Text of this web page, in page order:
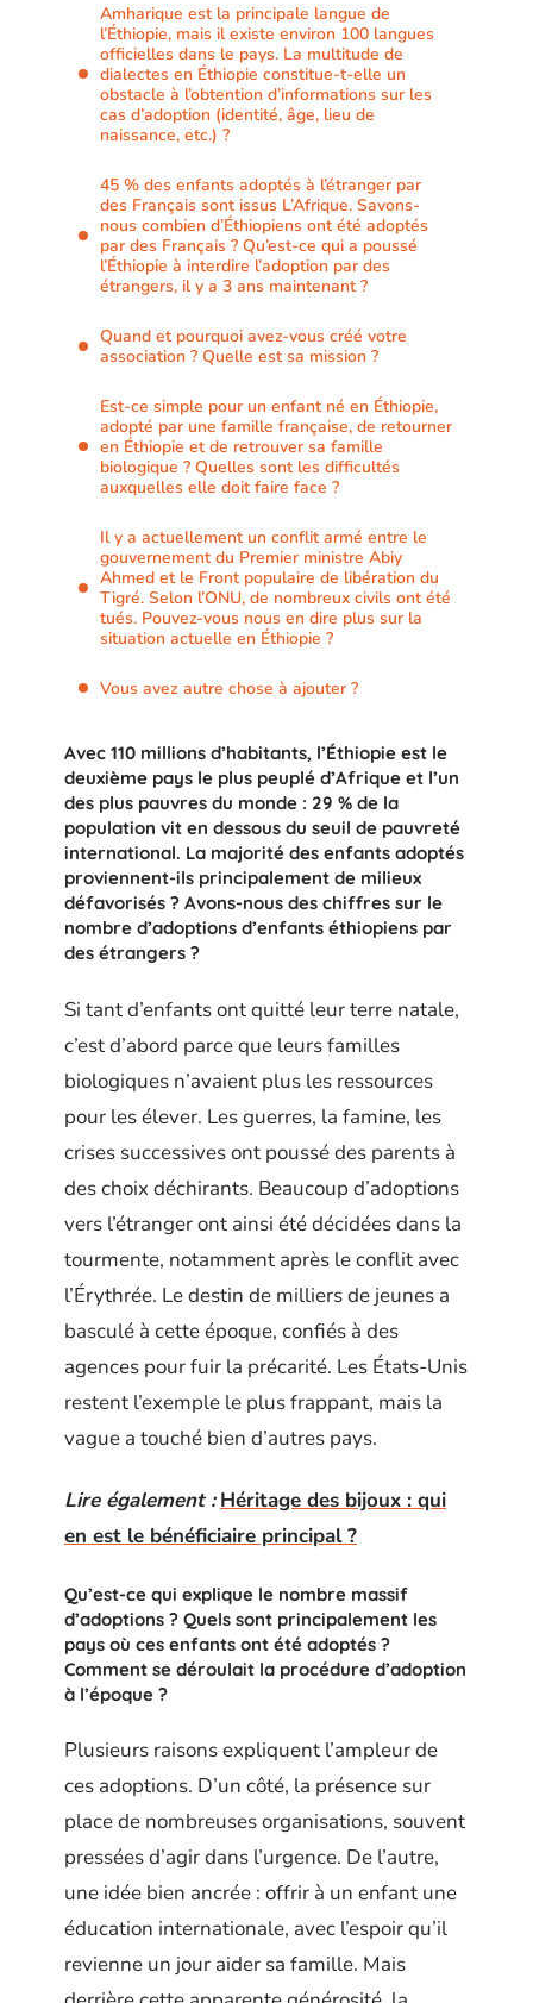
Amharique est la principale langue de
l’Éthiopie, mais il existe environ 100 langues
officielles dans le pays. La multitude de
dialectes en Éthiopie constitue-t-elle un
obstacle à l’obtention d’informations sur les
cas d’adoption (identité, âge, lieu de
naissance, etc.) ?
45 % des enfants adoptés à l’étranger par
des Français sont issus L’Afrique. Savons-
nous combien d’Éthiopiens ont été adoptés
par des Français ? Qu’est-ce qui a poussé
l’Éthiopie à interdire l’adoption par des
étrangers, il y a 3 ans maintenant ?
Quand et pourquoi avez-vous créé votre
association ? Quelle est sa mission ?
Est-ce simple pour un enfant né en Éthiopie,
adopté par une famille française, de retourner
en Éthiopie et de retrouver sa famille
biologique ? Quelles sont les difficultés
auxquelles elle doit faire face ?
Il y a actuellement un conflit armé entre le
gouvernement du Premier ministre Abiy
Ahmed et le Front populaire de libération du
Tigré. Selon l’ONU, de nombreux civils ont été
tués. Pouvez-vous nous en dire plus sur la
situation actuelle en Éthiopie ?
Vous avez autre chose à ajouter ?
Avec 110 millions d’habitants, l’Éthiopie est le
deuxième pays le plus peuplé d’Afrique et l’un
des plus pauvres du monde : 29 % de la
population vit en dessous du seuil de pauvreté
international. La majorité des enfants adoptés
proviennent-ils principalement de milieux
défavorisés ? Avons-nous des chiffres sur le
nombre d’adoptions d’enfants éthiopiens par
des étrangers ?
Si tant d’enfants ont quitté leur terre natale,
c’est d’abord parce que leurs familles
biologiques n’avaient plus les ressources
pour les élever. Les guerres, la famine, les
crises successives ont poussé des parents à
des choix déchirants. Beaucoup d’adoptions
vers l’étranger ont ainsi été décidées dans la
tourmente, notamment après le conflit avec
l’Érythrée. Le destin de milliers de jeunes a
basculé à cette époque, confiés à des
agences pour fuir la précarité. Les États-Unis
restent l’exemple le plus frappant, mais la
vague a touché bien d’autres pays.
Lire également : Héritage des bijoux : qui
en est le bénéficiaire principal ?
Qu’est-ce qui explique le nombre massif
d’adoptions ? Quels sont principalement les
pays où ces enfants ont été adoptés ?
Comment se déroulait la procédure d’adoption
à l’époque ?
Plusieurs raisons expliquent l’ampleur de
ces adoptions. D’un côté, la présence sur
place de nombreuses organisations, souvent
pressées d’agir dans l’urgence. De l’autre,
une idée bien ancrée : offrir à un enfant une
éducation internationale, avec l’espoir qu’il
revienne un jour aider sa famille. Mais